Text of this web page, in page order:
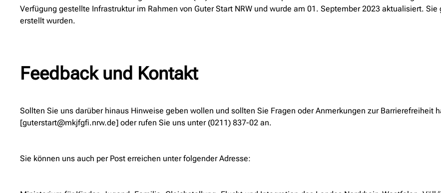
Verfügung gestellte Infrastruktur im Rahmen von Guter Start NRW und wurde am 01. September 2023 aktualisiert.
erstellt wurden.
Feedback und Kontakt
Sollten Sie uns darüber hinaus Hinweise geben wollen und sollten Sie Fragen oder Anmerkungen zur Barrierefreiheit
[guterstart@mkjfgfi.nrw.de] oder rufen Sie uns unter (0211) 837-02 an.
Sie können uns auch per Post erreichen unter folgender Adresse: